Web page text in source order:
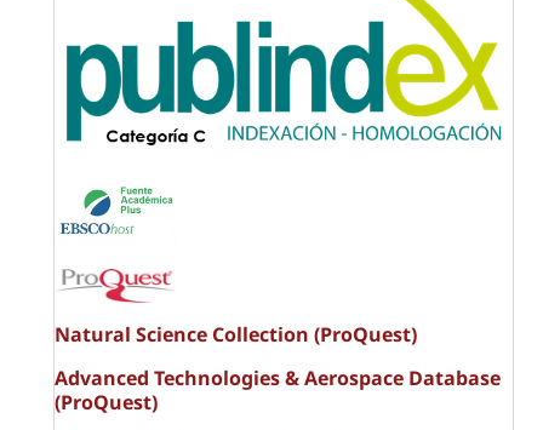
Natural Science Collection (ProQuest)
Advanced Technologies & Aerospace Database
(ProQuest)